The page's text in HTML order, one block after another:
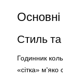
Стиль та
Годинник
«сітка» м'яко